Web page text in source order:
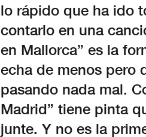
lo rápido que ha ido
contarlo en una
en Mallorca” es la
echa de menos pero
pasando nada mal.
Madrid” tiene pinta
junte. Y no es la